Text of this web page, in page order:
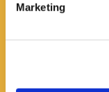
Marketing